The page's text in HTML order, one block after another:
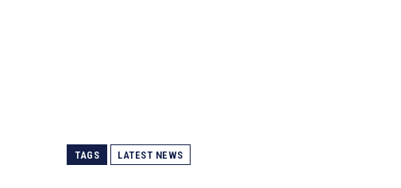
TAGS LATEST NEWS